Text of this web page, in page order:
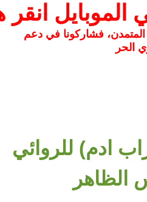
انقر
المتمدن، فشاركونا في دعم
الحر
ادم) للروائي
الظاهر